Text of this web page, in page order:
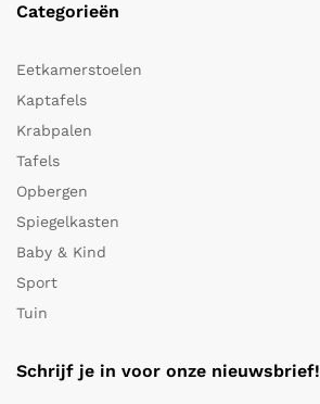
Categorieën
Eetkamerstoelen
Kaptafels
Krabpalen
Tafels
Opbergen
Spiegelkasten
Baby & Kind
Sport
Tuin
Schrijf je in voor onze nieuwsbrief!